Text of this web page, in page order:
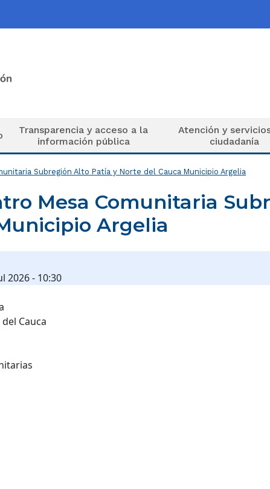
principal
Transparencia y acceso a la
información pública
Atención y
ciudadanía
Subregión Alto Patía y Norte del Cauca Municipio Argelia
Mesa Comunitaria
Argelia
2026 - 10:30
Cauca